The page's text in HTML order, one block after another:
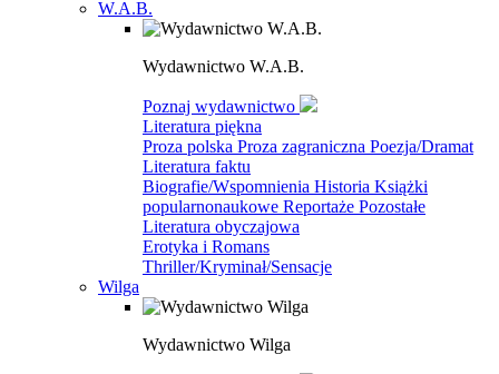
W.A.B.
Wydawnictwo W.A.B.
Poznaj wydawnictwo
Literatura piękna
Proza polska Proza zagraniczna Poezja/Dramat
Literatura faktu
Biografie/Wspomnienia Historia Książki
popularnonaukowe Reportaże Pozostałe
Literatura obyczajowa
Erotyka i Romans
Thriller/Kryminał/Sensacje
Wilga
Wydawnictwo Wilga